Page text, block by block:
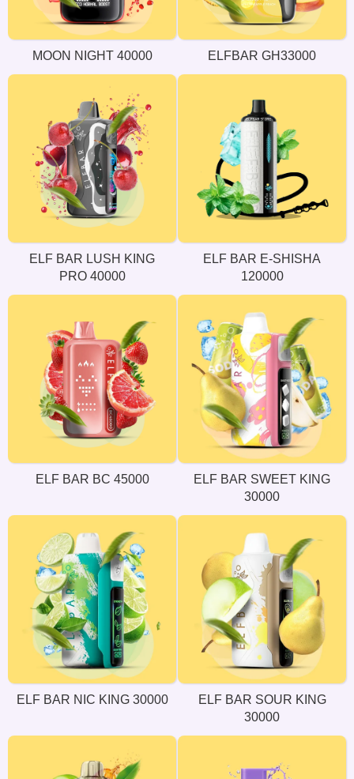
MOON NIGHT 40000 ELFBAR GH33000
ELF BAR LUSH KING
PRO 40000
ELF BAR E-SHISHA
120000
ELF BAR BC 45000
ELF BAR SWEET KING
30000
ELF BAR NIC KING 30000
ELF BAR SOUR KING
30000